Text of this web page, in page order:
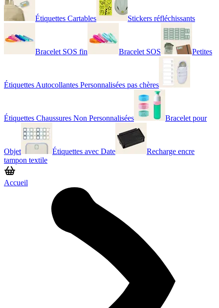
Étiquettes Cartables Stickers réfléchissants
Bracelet SOS fin Bracelet SOS Petites
Étiquettes Autocollantes Personnalisées pas chères
Étiquettes Chaussures Non Personnalisées Bracelet pour
Objet Étiquettes avec Date
Recharge encre
tampon textile
Accueil